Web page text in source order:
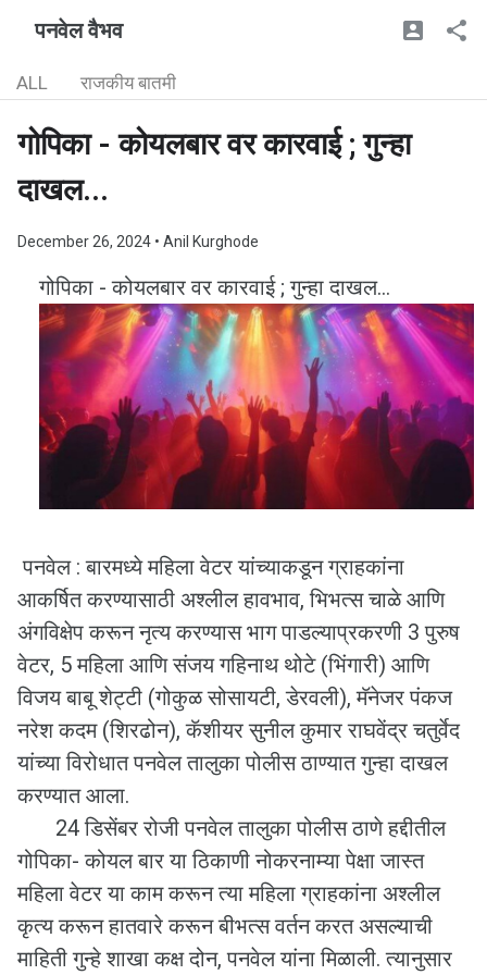
पनवेल वैभव
ALL राजकीय बातमी
गोपिका - कोयलबार वर कारवाई ; गुन्हा
दाखल...
December 26, 2024 • Anil Kurghode
गोपिका - कोयलबार वर कारवाई ; गुन्हा दाखल...
पनवेल : बारमध्ये महिला वेटर यांच्याकडून ग्राहकांना
आकर्षित करण्यासाठी अश्लील हावभाव, भिभत्स चाळे आणि
अंगविक्षेप करून नृत्य करण्यास भाग पाडल्याप्रकरणी 3 पुरुष
वेटर, 5 महिला आणि संजय गहिनाथ थोटे (भिंगारी) आणि
विजय बाबू शेट्टी (गोकुळ सोसायटी, डेरवली), मॅनेजर पंकज
नरेश कदम (शिरढोन), कॅशीयर सुनील कुमार राघवेंद्र चतुर्वेद
यांच्या विरोधात पनवेल तालुका पोलीस ठाण्यात गुन्हा दाखल
करण्यात आला.
24 डिसेंबर रोजी पनवेल तालुका पोलीस ठाणे हद्दीतील
गोपिका- कोयल बार या ठिकाणी नोकरनाम्या पेक्षा जास्त
महिला वेटर या काम करून त्या महिला ग्राहकांना अश्लील
कृत्य करून हातवारे करून बीभत्स वर्तन करत असल्याची
माहिती गुन्हे शाखा कक्ष दोन, पनवेल यांना मिळाली. त्यानुसार